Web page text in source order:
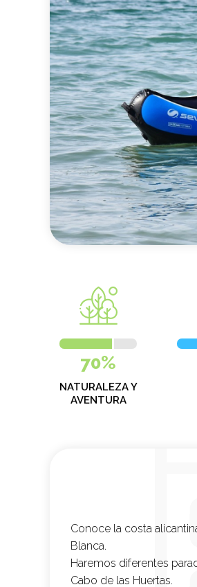
70%
NATURALEZA Y
AVENTURA
Conoce la costa
Blanca.
Haremos diferentes
Cabo de las Huertas.